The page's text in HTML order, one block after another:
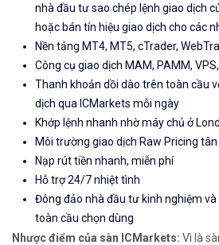
nhà đầu tư sao chép lệnh giao dịch
hoặc bán tín hiệu giao dịch cho các
Nền tảng MT4, MT5, cTrader,
Công cụ giao dịch MAM, PAMM,
Thanh khoản dồi dào trên toàn cầu
dịch qua ICMarkets mỗi ngày
Khớp lệnh nhanh nhờ máy chủ ở
Môi trường giao dịch Raw Pricing tân
Nạp rút tiền nhanh, miễn phí
Hỗ trợ 24/7 nhiệt tình
Đông đảo nhà đầu tư kinh nghiệm
toàn cầu chọn dùng
Nhược điểm của sàn ICMarkets: Vì là